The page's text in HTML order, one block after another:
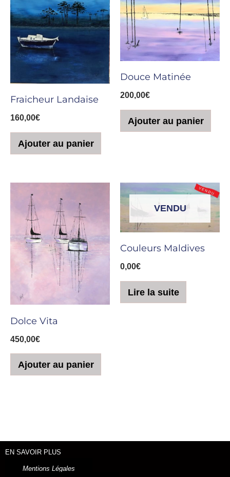
Fraicheur Landaise
160,00€
Ajouter au panier
Douce Matinée
200,00€
Ajouter au panier
Dolce Vita
450,00€
Ajouter au panier
VENDU
Couleurs Maldives
0,00€
Lire la suite
EN SAVOIR PLUS
Mentions Légales